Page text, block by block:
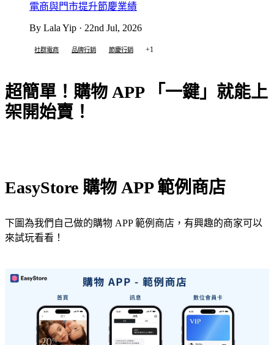
電商與門市提升節慶業績
By Lala Yip · 22nd Jul, 2026
社群電商 品牌行銷 節慶行銷 +1
超簡單！購物 APP 「一鍵」就能上
架開始賣！
EasyStore 購物 APP 範例商店
下圖為我們自己做的購物 APP 範例商店，有興趣的商家可以
來試玩看看！